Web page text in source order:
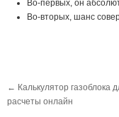
Во-первых, он
Во-вторых, шанс
← Калькулятор газоблока
расчеты онлайн